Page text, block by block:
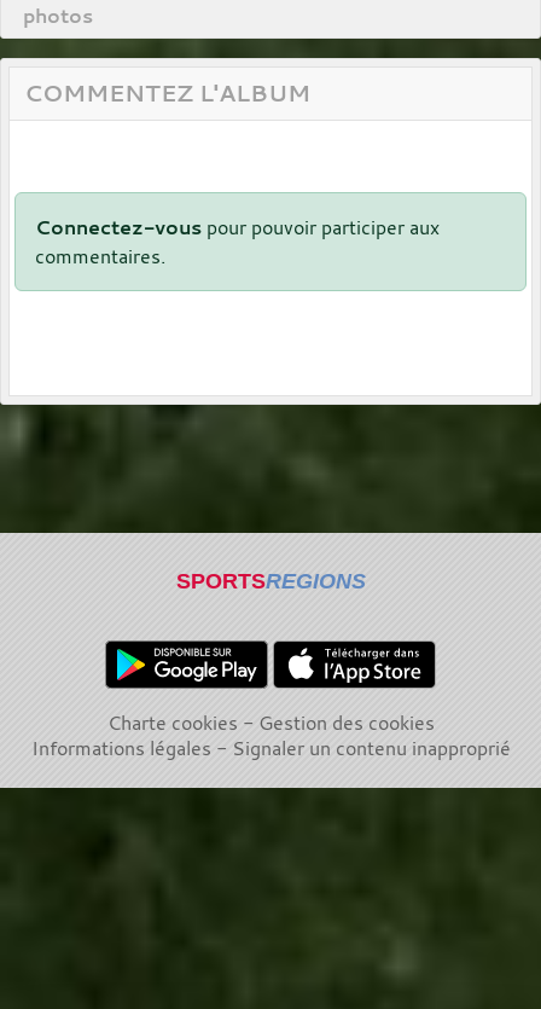
photos
COMMENTEZ L'ALBUM
Connectez-vous pour pouvoir participer aux
commentaires.
SPORTSREGIONS
Charte cookies
Gestion des cookies
Informations légales
Signaler un contenu inapproprié